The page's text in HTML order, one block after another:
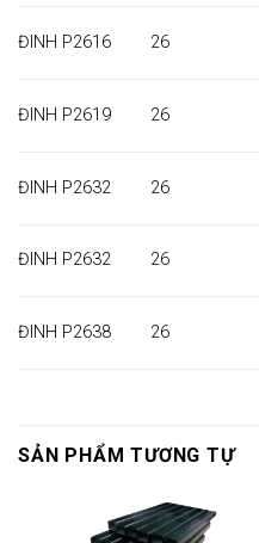
ĐINH P2616 26
ĐINH P2619 26
ĐINH P2632 26
ĐINH P2632 26
ĐINH P2638 26
SẢN PHẨM TƯƠNG TỰ